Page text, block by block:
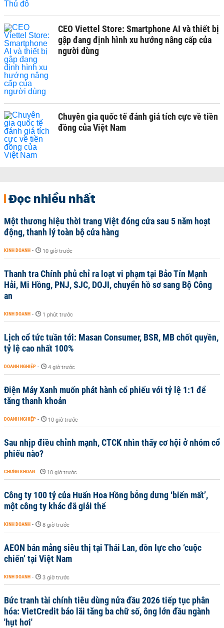
CEO Viettel Store: Smartphone AI và thiết bị
gập đang định hình xu hướng nâng cấp của
người dùng
Chuyên gia quốc tế đánh giá tích cực về tiền
đồng của Việt Nam
Đọc nhiều nhất
Một thương hiệu thời trang Việt đóng cửa sau 5 năm hoạt
động, thanh lý toàn bộ cửa hàng
KINH DOANH - 10 giờ trước
Thanh tra Chính phủ chỉ ra loạt vi phạm tại Bảo Tín Mạnh
Hải, Mi Hồng, PNJ, SJC, DOJI, chuyển hồ sơ sang Bộ Công
an
KINH DOANH - 1 phút trước
Lịch cổ tức tuần tới: Masan Consumer, BSR, MB chốt quyền,
tỷ lệ cao nhất 100%
DOANH NGHIỆP - 4 giờ trước
Điện Máy Xanh muốn phát hành cổ phiếu với tỷ lệ 1:1 để
tăng thanh khoản
DOANH NGHIỆP - 10 giờ trước
Sau nhịp điều chỉnh mạnh, CTCK nhìn thấy cơ hội ở nhóm cổ
phiếu nào?
CHỨNG KHOÁN - 10 giờ trước
Công ty 100 tỷ của Huấn Hoa Hồng bỗng dưng ‘biến mất’,
một công ty khác đã giải thể
KINH DOANH - 8 giờ trước
AEON bán mảng siêu thị tại Thái Lan, dồn lực cho ‘cuộc
chiến’ tại Việt Nam
KINH DOANH - 3 giờ trước
Bức tranh tài chính tiêu dùng nửa đầu 2026 tiếp tục phân
hóa: VietCredit báo lãi tăng ba chữ số, ông lớn đầu ngành
'hụt hơi'